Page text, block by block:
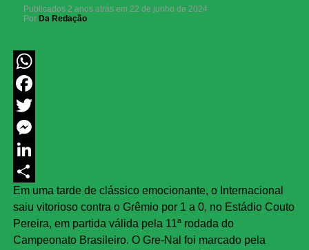
Publicados 2 anos atrás em 22 de junho de 2024
Por Da Redação
WhatsApp
Facebook
Twitter
Messenger
LinkedIn
Share
Em uma tarde de clássico emocionante, o Internacional
saiu vitorioso contra o Grêmio por 1 a 0, no Estádio Couto
Pereira, em partida válida pela 11ª rodada do
Campeonato Brasileiro. O Gre-Nal foi marcado pela